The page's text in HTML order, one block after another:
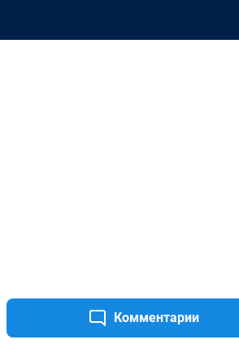
Комментарии